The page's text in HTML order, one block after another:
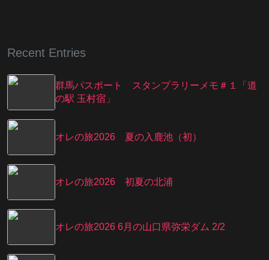
Recent Entries
群馬パスポート スタンプラリーメモ＃１「道
の駅 玉村宿」
オレの旅2026 夏の入鹿池（初）
オレの旅2026 初夏の北浦
オレの旅2026 6月の山口県弥栄ダム 2/2